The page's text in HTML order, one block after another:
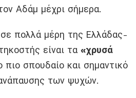
Αδάμ μέχρι σήμερα.
πολλά μέρη της Ελλάδας-
είναι τα «χρυσά
πιο σπουδαίο και σημαντικό
των ψυχών.